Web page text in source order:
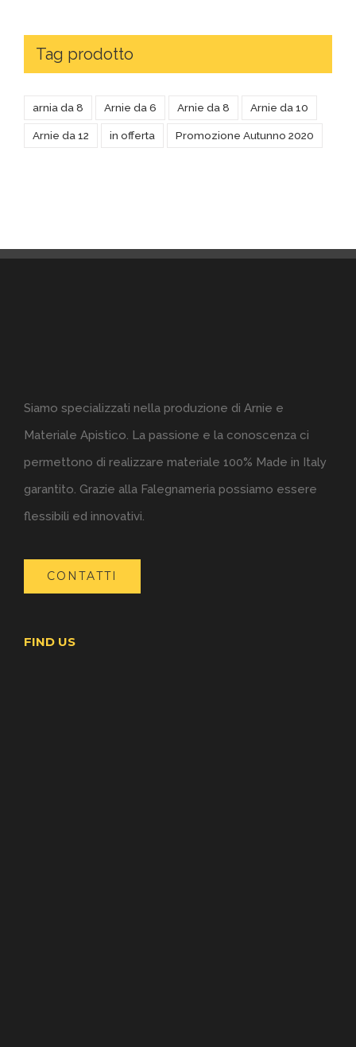
Tag prodotto
arnia da 8 Arnie da 6 Arnie da 8 Arnie da 10
Arnie da 12 in offerta Promozione Autunno 2020
Siamo specializzati nella produzione di Arnie e
Materiale Apistico. La passione e la conoscenza ci
permettono di realizzare materiale 100% Made in Italy
garantito. Grazie alla Falegnameria possiamo essere
flessibili ed innovativi.
CONTATTI
FIND US